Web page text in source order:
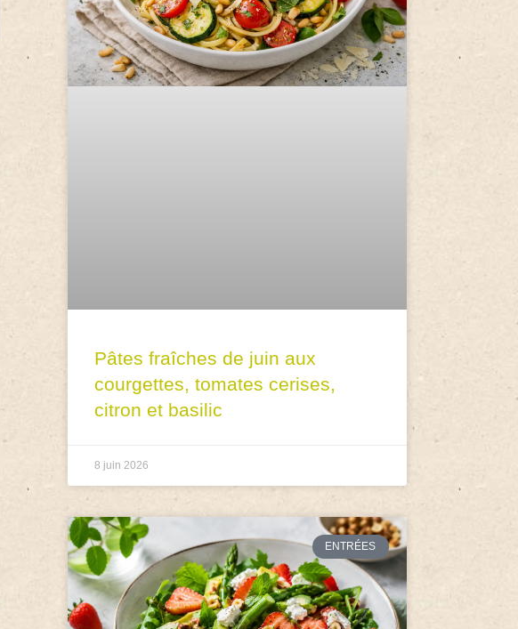
Pâtes fraîches de juin aux
courgettes, tomates cerises,
citron et basilic
8 juin 2026
ENTRÉES